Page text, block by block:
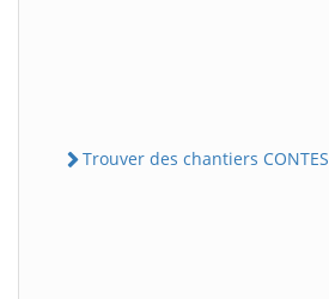
Trouver des chantiers CONTES